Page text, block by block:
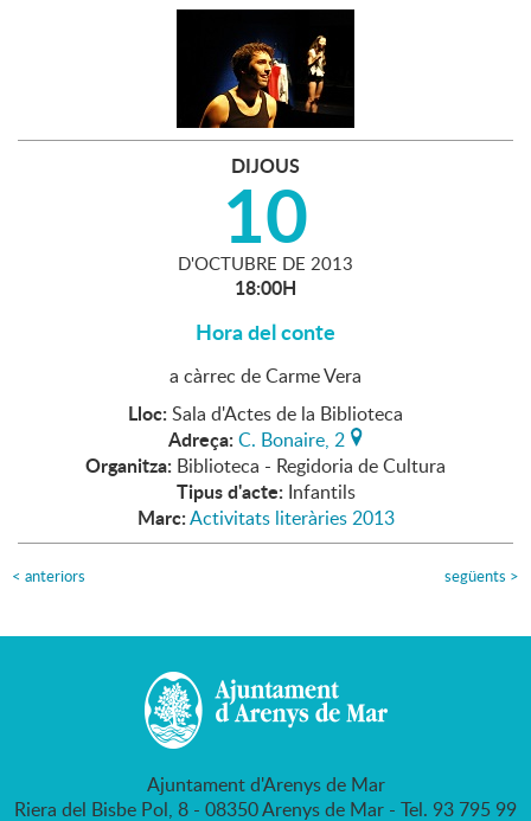
DIJOUS
10
D'OCTUBRE DE 2013
18:00H
Hora del conte
a càrrec de Carme Vera
Lloc: Sala d'Actes de la Biblioteca
Adreça: C. Bonaire, 2
Organitza: Biblioteca - Regidoria de Cultura
Tipus d'acte: Infantils
Marc:Activitats literàries 2013
< anteriors següents >
Ajuntament d'Arenys de Mar
Riera del Bisbe Pol, 8 - 08350 Arenys de Mar - Tel. 93 795 99